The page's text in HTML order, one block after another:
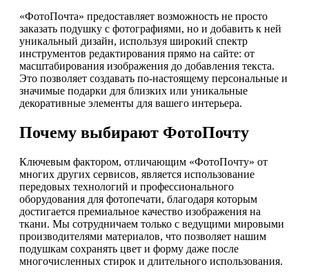
«ФотоПочта» предоставляет возможность не просто
заказать подушку с фотографиями, но и добавить к ней
уникальный дизайн, используя широкий спектр
инструментов редактирования прямо на сайте: от
масштабирования изображения до добавления текста.
Это позволяет создавать по-настоящему персональные и
значимые подарки для близких или уникальные
декоративные элементы для вашего интерьера.
Почему выбирают ФотоПочту
Ключевым фактором, отличающим «ФотоПочту» от
многих других сервисов, является использование
передовых технологий и профессионального
оборудования для фотопечати, благодаря которым
достигается премиальное качество изображения на
ткани. Мы сотрудничаем только с ведущими мировыми
производителями материалов, что позволяет нашим
подушкам сохранять цвет и форму даже после
многочисленных стирок и длительного использования.